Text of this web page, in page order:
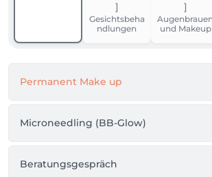
Jeder Termin beginnt mit einer
Beratung, bei der Deine Wünsche
professionelle Umsetzung auf
Gesichtsbeha
ndlungen
Augenbrauen
und Makeup
Permanent Make up
Microneedling (BB-Glow)
Beratungsgespräch